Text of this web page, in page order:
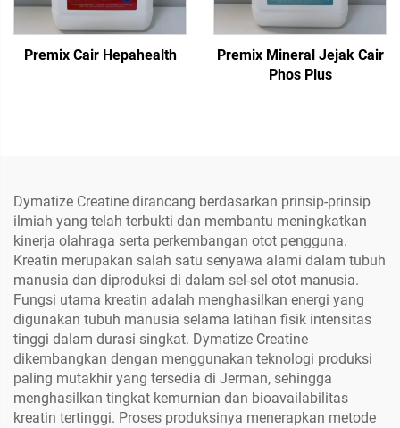
Premix Cair Hepahealth
Premix Mineral Jejak Cair
Phos Plus
Dymatize Creatine dirancang berdasarkan prinsip-prinsip
ilmiah yang telah terbukti dan membantu meningkatkan
kinerja olahraga serta perkembangan otot pengguna.
Kreatin merupakan salah satu senyawa alami dalam tubuh
manusia dan diproduksi di dalam sel-sel otot manusia.
Fungsi utama kreatin adalah menghasilkan energi yang
digunakan tubuh manusia selama latihan fisik intensitas
tinggi dalam durasi singkat. Dymatize Creatine
dikembangkan dengan menggunakan teknologi produksi
paling mutakhir yang tersedia di Jerman, sehingga
menghasilkan tingkat kemurnian dan bioavailabilitas
kreatin tertinggi. Proses produksinya menerapkan metode